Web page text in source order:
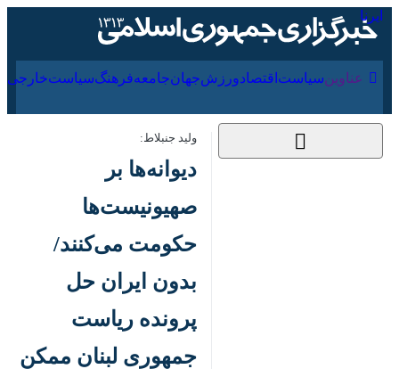
عناوین‌ سیاست اقتصاد ورزش جهان جامعه فرهنگ
ولید جنبلاط:
دیوانه‌ها بر
صهیونیست‌ها حکومت
می‌کنند/ بدون ایران
حل پرونده ریاست
جمهوری لبنان ممکن
نیست